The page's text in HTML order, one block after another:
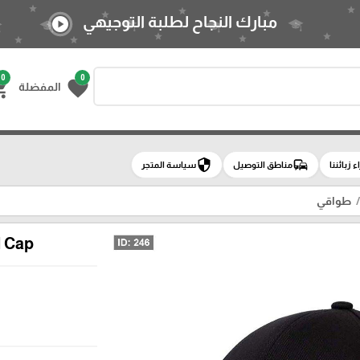
0
favorite المفضلة
0
مبارك النجاح لطلبة التوجيهي play_circle
زبائننا commuteمناطق التوصيل securityسياسة المتجر
طواقي